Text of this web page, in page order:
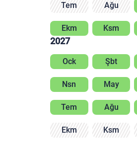
Tem Ağu
Ekm Ksm
2027
Ock Şbt
Nsn May
Tem Ağu
Ekm Ksm